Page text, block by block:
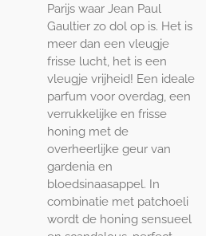
Parijs waar Jean Paul
Gaultier zo dol op is. Het is
meer dan een vleugje
frisse lucht, het is een
vleugje vrijheid! Een ideale
parfum voor overdag, een
verrukkelijke en frisse
honing met de
overheerlijke geur van
gardenia en
bloedsinaasappel. In
combinatie met patchoeli
wordt de honing sensueel